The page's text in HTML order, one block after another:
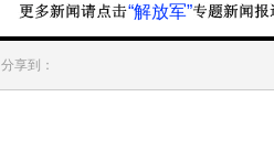
“解放军”
分享到：